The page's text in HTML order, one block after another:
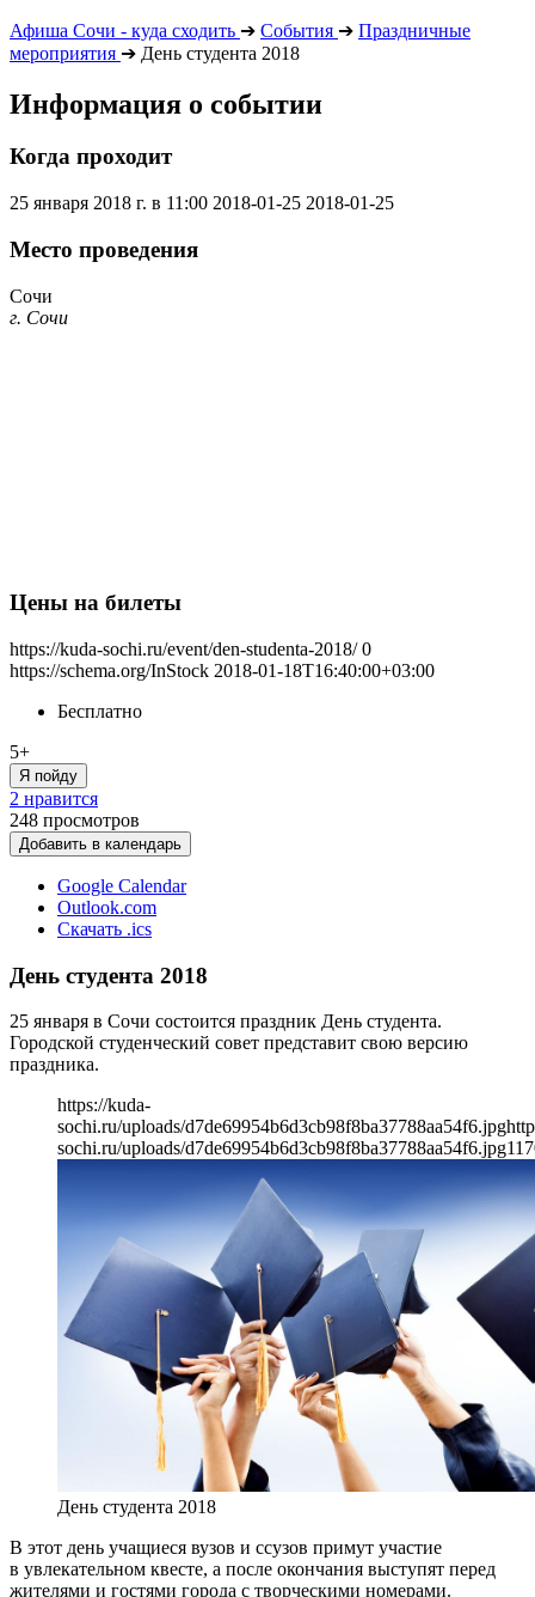
Афиша Сочи - куда сходить ➔ События ➔ Праздничные
мероприятия ➔ День студента 2018
Информация о событии
Когда проходит
25 января 2018 г. в 11:00 2018-01-25 2018-01-25
Место проведения
Сочи
г. Сочи
Цены на билеты
https://kuda-sochi.ru/event/den-studenta-2018/ 0
https://schema.org/InStock 2018-01-18T16:40:00+03:00
Бесплатно
5+
Я пойду
2 нравится
248 просмотров
Добавить в календарь
Google Calendar
Outlook.com
Скачать .ics
День студента 2018
25 января в Сочи состоится праздник День студента.
Городской студенческий совет представит свою версию
праздника.
https://kuda-
sochi.ru/uploads/d7de69954b6d3cb98f8ba37788aa54f6.jpg
sochi.ru/uploads/d7de69954b6d3cb98f8ba37788aa54f6.jpg
День студента 2018
В этот день учащиеся вузов и ссузов примут участие
в увлекательном квесте, а после окончания выступят перед
жителями и гостями города с творческими номерами.